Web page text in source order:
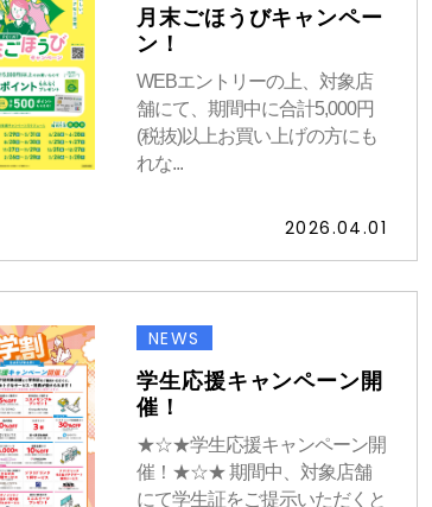
月末ごほうびキャンペー
ン！
WEBエントリーの上、対象店
舗にて、期間中に合計5,000円
(税抜)以上お買い上げの方にも
れな...
2026.04.01
NEWS
学生応援キャンペーン開
催！
★☆★学生応援キャンペーン開
催！★☆★ 期間中、対象店舗
にて学生証をご提示いただくと